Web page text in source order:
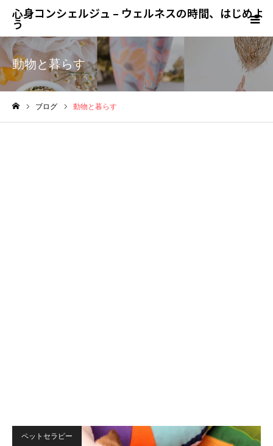
心身コンシェルジュ – ウェルネスの時間、はじめよ
う
動物と暮らす
ブログ 動物と暮らす
ペットセラピー